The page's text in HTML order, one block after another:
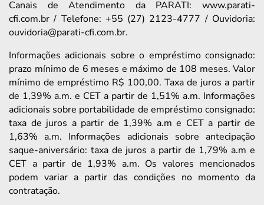
Canais de Atendimento da PARATI: www.parati-
cfi.com.br / Telefone: +55 (27) 2123-4777 / Ouvidoria:
ouvidoria@parati-cfi.com.br.
Informações adicionais sobre o empréstimo consignado:
prazo mínimo de 6 meses e máximo de 108 meses. Valor
mínimo de empréstimo R$ 100,00. Taxa de juros a partir
de 1,39% a.m. e CET a partir de 1,51% a.m. Informações
adicionais sobre portabilidade de empréstimo consignado:
taxa de juros a partir de 1,39% a.m e CET a partir de
1,63% a.m. Informações adicionais sobre antecipação
saque-aniversário: taxa de juros a partir de 1,79% a.m e
CET a partir de 1,93% a.m. Os valores mencionados
podem variar a partir das condições no momento da
contratação.